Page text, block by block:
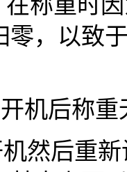
称重时
零，以致
机后称重
然后重